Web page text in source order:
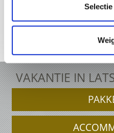
VAKANTIE IN